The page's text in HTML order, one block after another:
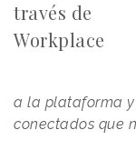
través de
Workplace
a la plataforma y
conectados que